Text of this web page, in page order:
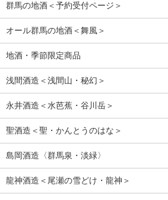
群馬の地酒＜予約受付ページ＞
オール群馬の地酒＜舞風＞
地酒・季節限定商品
浅間酒造＜浅間山・秘幻＞
永井酒造＜水芭蕉・谷川岳＞
聖酒造＜聖・かんとうのはな＞
島岡酒造〈群馬泉・淡緑〉
龍神酒造＜尾瀬の雪どけ・龍神＞